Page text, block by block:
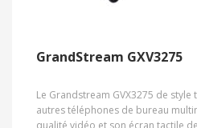
GrandStream GXV3275
Le Grandstream GVX3275 de
autres téléphones de bureau
qualité vidéo et son écran tactile